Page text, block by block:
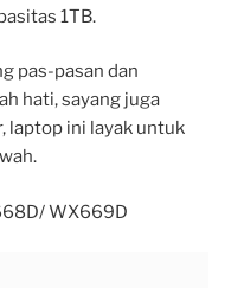
1TB.
pas-pasan dan
hati, sayang juga
laptop ini layak untuk
WX669D